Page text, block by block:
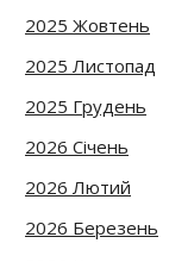
2025 Жовтень
2025 Листопад
2025 Грудень
2026 Січень
2026 Лютий
2026 Березень